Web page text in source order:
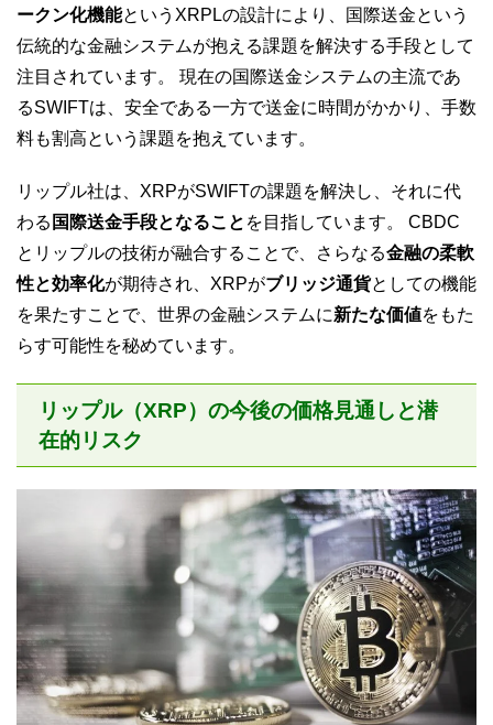
ークン化機能というXRPLの設計により、国際送金という
伝統的な金融システムが抱える課題を解決する手段として
注目されています。 現在の国際送金システムの主流であ
るSWIFTは、安全である一方で送金に時間がかかり、手数
料も割高という課題を抱えています。
リップル社は、XRPがSWIFTの課題を解決し、それに代
わる 国際送金手段となること を目指しています。 CBDC
とリップルの技術が融合することで、さらなる金融の柔軟
性と効率化が期待され、XRPがブリッジ通貨としての機能
を果たすことで、世界の金融システムに新たな価値をもた
らす可能性を秘めています。
リップル（XRP）の今後の価格見通しと潜
在的リスク